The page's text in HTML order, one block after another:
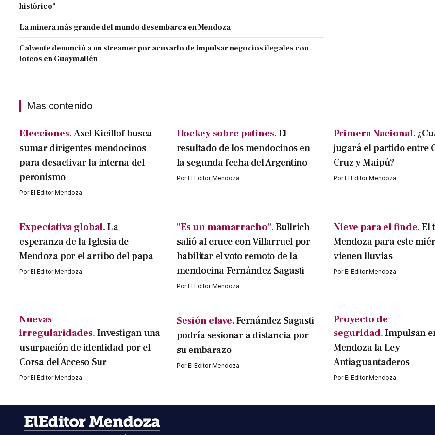
histórico"
La minera más grande del mundo desembarca en Mendoza
Calvente denunció a un streamer por acusarlo de impulsar negocios ilegales con
loteos en Guaymallén
Mas contenido
Elecciones. Axel Kicillof busca
sumar dirigentes mendocinos
para desactivar la interna del
peronismo
PorEl Editor Mendoza
Hockey sobre patines.El
resultado de los mendocinos en
la segunda fecha del Argentino
PorEl Editor Mendoza
Primera Nacional.
jugará el partido entre
Cruz y Maipú?
PorEl Editor Mendoza
Expectativa global. La
esperanza de la Iglesia de
Mendoza por el arribo del papa
PorEl Editor Mendoza
"Es un mamarracho".Bullrich
salió al cruce con Villarruel por
habilitar el voto remoto de la
mendocina Fernández Sagasti
PorEl Editor Mendoza
Nieve para el finde.El
Mendoza para este
vienen lluvias
PorEl Editor Mendoza
Nuevas
irregularidades. Investigan una
usurpación de identidad por el
Corsa del Acceso Sur
PorEl Editor Mendoza
Sesión clave.Fernández Sagasti
podría sesionar a distancia por
su embarazo
PorEl Editor Mendoza
Proyecto de
seguridad.Impulsan
Mendoza la Ley
Antiaguantaderos
PorEl Editor Mendoza